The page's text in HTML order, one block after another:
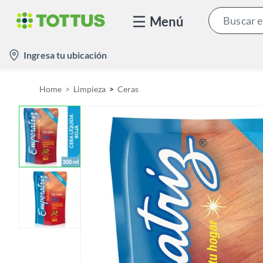
Menú
Ingresa tu ubicación
Home Limpieza Ceras